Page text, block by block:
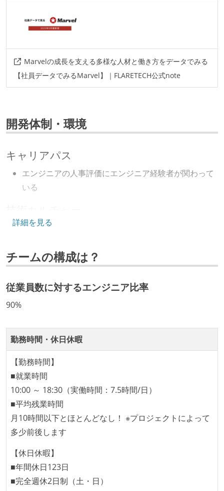
Marvelの成長を支える多様な人材と働き方をデータでみる
【社員データでみるMarvel】｜FLARETECH公式note
開発体制・環境
キャリアパス
エンジニアの人事評価にエンジニア経験者が関わって
いる
CTO またはそれに準じる、技術やワークフローの標準
取締役（社内）または執行役員として、エンジニアリ
ング部門の人間が経営に参加している
経営トップがエンジニア出身、または現役のエンジニ
OS やエディタ、IDE といった個人の環境は、各自の責
任で好きなものを使うことができる
企画を決定する場に、実装を担当する開発メンバーが
参加している
タスクの見積もりは、実装を担当するメンバーが中心
となって行う
プロダクトの開発言語やフレームワークなど主要な構
成技術は、基本的に最新版より1年以上ビハインドし
ていない
コード品質向上のための取り組み
詳細を見る
チームの構成は？
従業員数に対するエンジニア比率
90%
勤務時間・休日休暇
【勤務時間】
■就業時間
10:00 ～ 18:30（実働時間：7.5時間/日）
■平均残業時間
月10時間以下とほとんどなし！ ※プロジェクトによって
多少前後します
【休日休暇】
■年間休日123日
■完全週休2日制（土・日）